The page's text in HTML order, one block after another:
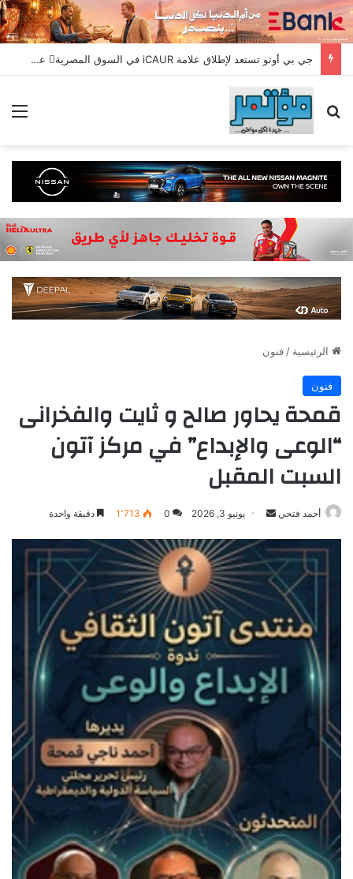
جي بي أوتو تستعد لإطلاق علامة iCAUR في السوق المصرية علامة عالمية جديدة لسيارات الطاقة الجديدة تجمع بين التكنولوجيا الذكية والتصميم الجريء وروح المغامر
بحث عن
الرئيسية / فنون
فنون
قمحة يحاور صالح و ثايت والفخرانى
“الوعى والإبداع” في مركز آتون
السبت المقبل
أحمد فتحي
أرسل
إلكترونيا
يونيو 3, 2026 0 1٬713 دقيقة واحدة